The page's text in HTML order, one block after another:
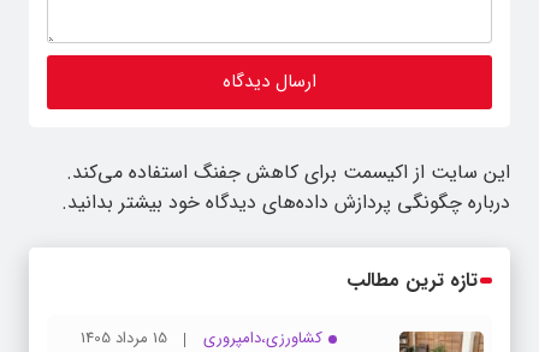
این سایت از اکیسمت برای کاهش جفنگ استفاده می‌کند.
درباره چگونگی پردازش داده‌های دیدگاه خود بیشتر بدانید.
تازه ترین مطالب
کشاورزی،دامپروری
15 مرداد 1405